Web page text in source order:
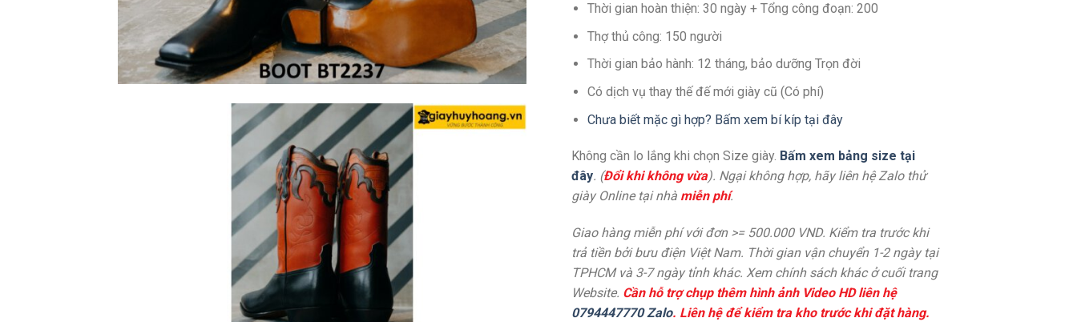
Thời gian hoàn thiện: 30 ngày + Tổng công đoạn: 200
Thợ thủ công: 150 người
Thời gian bảo hành: 12 tháng, bảo dưỡng Trọn đời
Có dịch vụ thay thế đế mới giày cũ (Có phí)
Chưa biết mặc gì hợp? Bấm xem bí kíp tại đây
Không cần lo lắng khi chọn Size giày. Bấm xem bảng size tại
đây. (Đổi khi không vừa). Ngại không hợp, hãy liên hệ Zalo thử
giày Online tại nhà miễn phí.
Giao hàng miễn phí với đơn >= 500.000 VND. Kiểm tra trước khi
trả tiền bởi bưu điện Việt Nam. Thời gian vận chuyển 1-2 ngày tại
TPHCM và 3-7 ngày tỉnh khác. Xem chính sách khác ở cuối trang
Website. Cần hỗ trợ chụp thêm hình ảnh Video HD liên hệ
0794447770 Zalo. Liên hệ để kiểm tra kho trước khi đặt hàng.